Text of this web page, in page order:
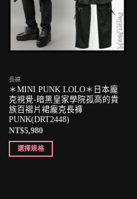
長褲
＊MINI PUNK LOLO＊日本龐
克視覺-暗黑皇家學院孤高的貴
族百褶片裙龐克長褲
PUNK(DRT2448)
NT$5,980
選擇規格